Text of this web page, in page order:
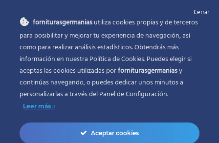
CONTACTO
Fornituras Germanías, Calle Sevilla 2, 46006 Valencia España
Phone:96 341 53 35
Email:info@forniturasgermanias.com
Cerrar
forniturasgermaniasutiliza cookies propias y de terceros
para posibilitar y mejorar tu experiencia de navegación, así
como para realizar análisis estadísticos. Obtendrás más
información en nuestra Política de Cookies. Puedes elegir si
aceptas las cookies utilizadas porforniturasgermaniasy
continúas navegando, o puedes dedicar unos minutos a
personalizarlas a través delPanel de Configuración.
Leer más
Aceptar cookies